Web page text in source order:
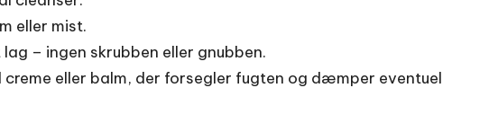
eller mist.
– ingen skrubben eller gnubben.
eller balm, der forsegler fugten og dæmper eventuel